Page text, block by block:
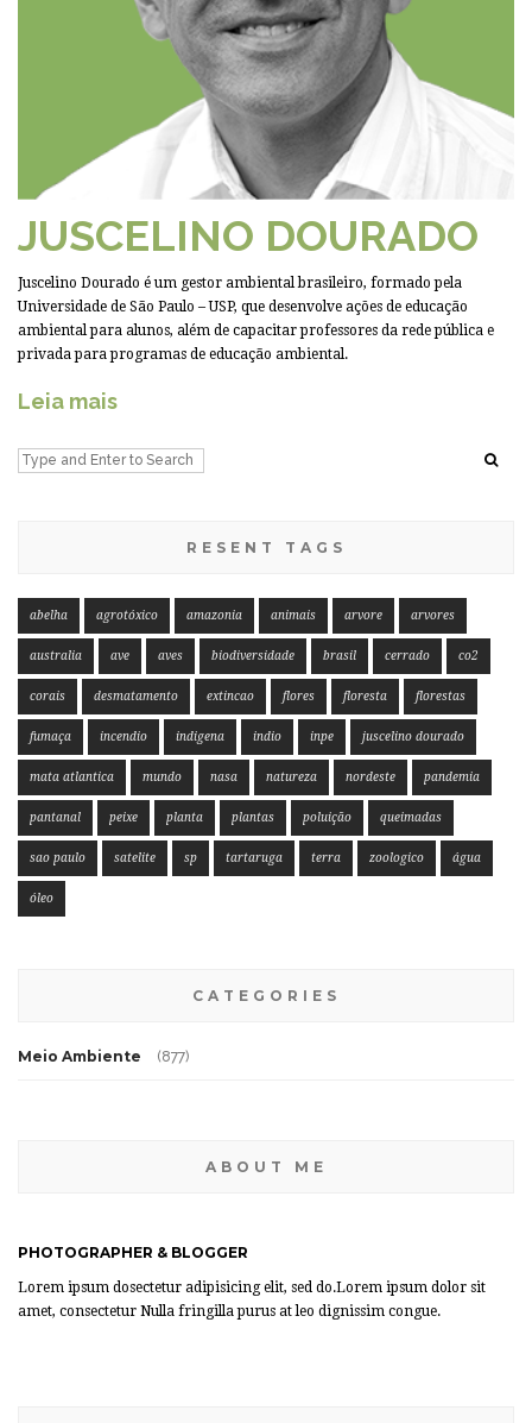
JUSCELINO DOURADO
Juscelino Dourado é um gestor ambiental brasileiro, formado pela
Universidade de São Paulo – USP, que desenvolve ações de educação
ambiental para alunos, além de capacitar professores da rede pública e
privada para programas de educação ambiental.
Leia mais
RESENT TAGS
abelha agrotóxico amazonia animais arvore arvores
australia ave aves biodiversidade brasil cerrado co2
corais desmatamento extincao flores floresta florestas
fumaça incendio indigena indio inpe juscelino dourado
mata atlantica mundo nasa natureza nordeste pandemia
pantanal peixe planta plantas poluição queimadas
sao paulo satelite sp tartaruga terra zoologico água
óleo
CATEGORIES
Meio Ambiente (877)
ABOUT ME
PHOTOGRAPHER & BLOGGER
Lorem ipsum dosectetur adipisicing elit, sed do.Lorem ipsum dolor sit
amet, consectetur Nulla fringilla purus at leo dignissim congue.